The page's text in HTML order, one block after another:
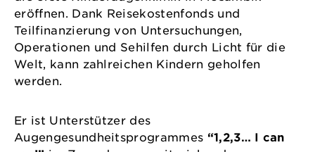
eröffnen. Dank Reisekostenfonds und
Teilfinanzierung von Untersuchungen,
Operationen und Sehilfen durch Licht für die
Welt, kann zahlreichen Kindern geholfen
werden.
Er ist Unterstützer des
Augengesundheitsprogrammes “1,2,3… I can